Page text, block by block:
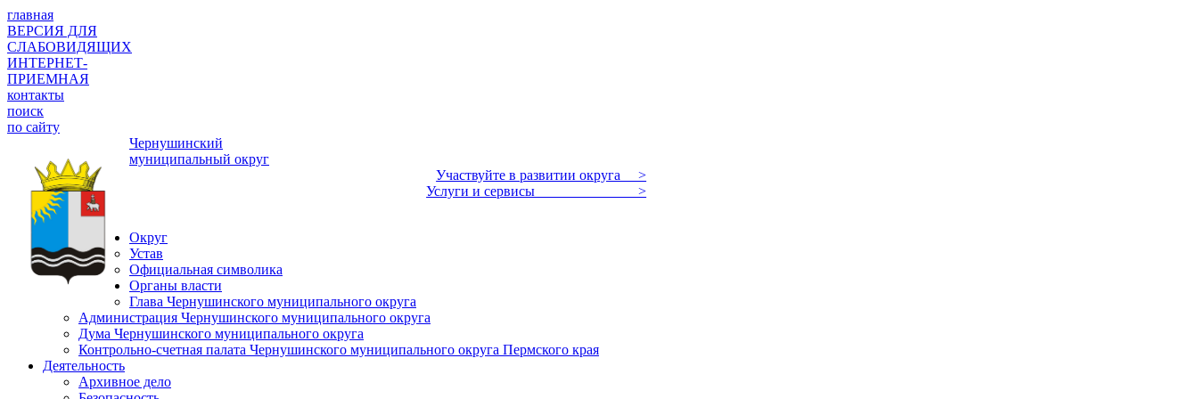
главная
ВЕРСИЯ ДЛЯ
СЛАБОВИДЯЩИХ
ИНТЕРНЕТ-
ПРИЕМНАЯ
контакты
поиск
по сайту
Чернушинский
муниципальный округ
Участвуйте в развитии округа >
Услуги и сервисы >
Округ
Устав
Официальная символика
Органы власти
Глава Чернушинского муниципального округа
Администрация Чернушинского муниципального округа
Дума Чернушинского муниципального округа
Контрольно-счетная палата Чернушинского муниципального округа Пермского края
Деятельность
Архивное дело